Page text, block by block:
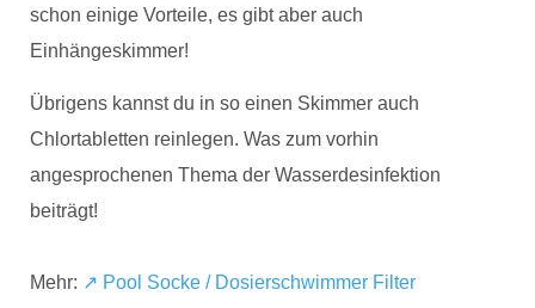
schon einige Vorteile, es gibt aber auch
Einhängeskimmer!
Übrigens kannst du in so einen Skimmer auch
Chlortabletten reinlegen. Was zum vorhin
angesprochenen Thema der Wasserdesinfektion
beiträgt!
Mehr: ↗️ Pool Socke / Dosierschwimmer Filter